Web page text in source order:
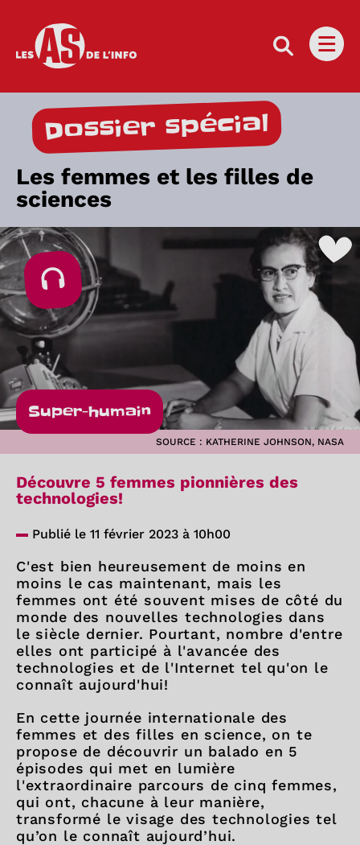
Les as de l'info
Dossier spécial
Les femmes et les filles de
sciences
Super-humain
SOURCE : KATHERINE JOHNSON, NASA
Découvre 5 femmes pionnières des
technologies!
Publié le 11 février 2023 à 10h00
C'est bien heureusement de moins en
moins le cas maintenant, mais les
femmes ont été souvent mises de côté du
monde des nouvelles technologies dans
le siècle dernier. Pourtant, nombre d'entre
elles ont participé à l'avancée des
technologies et de l'Internet tel qu'on le
connaît aujourd'hui!
En cette journée internationale des
femmes et des filles en science, on te
propose de découvrir un balado en 5
épisodes qui met en lumière
l'extraordinaire parcours de cinq femmes,
qui ont, chacune à leur manière,
transformé le visage des technologies tel
qu’on le connaît aujourd’hui.